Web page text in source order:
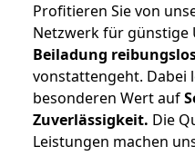
Profitieren Sie von
Netzwerk für günstige
Beiladung
vonstattengeht. Dabei
besonderen Wert auf
Zuverlässigkeit. Die
Leistungen machen